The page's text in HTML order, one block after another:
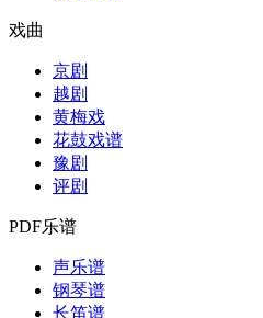
戏曲
京剧
越剧
黄梅戏
花鼓戏谱
豫剧
评剧
PDF乐谱
声乐谱
钢琴谱
长笛谱